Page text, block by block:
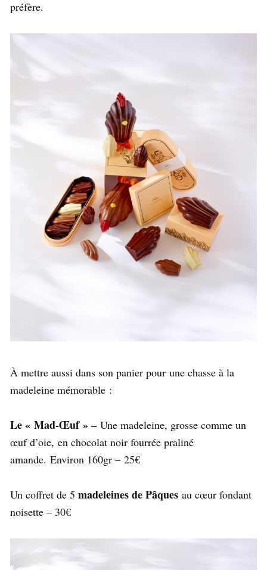
préfère.
À mettre aussi dans son panier pour une chasse à la
madeleine mémorable :
Le « Mad-Œuf » – Une madeleine, grosse comme un
œuf d’oie, en chocolat noir fourrée praliné
amande. Environ 160gr – 25€
Un coffret de 5 madeleines de Pâques au cœur fondant
noisette – 30€